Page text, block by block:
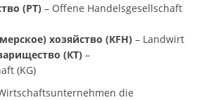
(PT) – Offene Handelsgesellschaft
хозяйство (КFH) – Landwirt
(КТ) –
(KG)
die